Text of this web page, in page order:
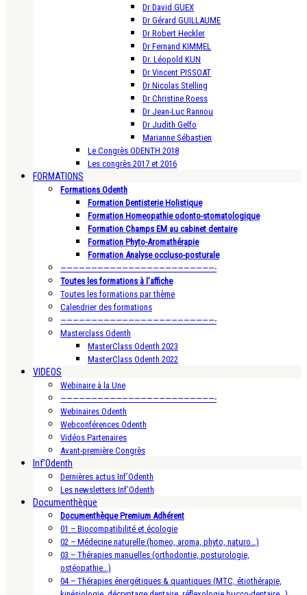
Dr David GUEX
Dr Gérard GUILLAUME
Dr Robert Heckler
Dr Fernand KIMMEL
Dr. Léopold KUN
Dr Vincent PISSOAT
Dr Nicolas Stelling
Dr Christine Roess
Dr Jean-Luc Rannou
Dr Judith Gelfo
Marianne Sébastien
Le Congrès ODENTH 2018
Les congrès 2017 et 2016
FORMATIONS
Formations Odenth
Formation Dentisterie Holistique
Formation Homeopathie odonto-stomatologique
Formation Champs EM au cabinet dentaire
Formation Phyto-Aromathérapie
Formation Analyse occluso-posturale
—————————————————————————-
Toutes les formations à l’affiche
Toutes les formations par thème
Calendrier des formations
—————————————————————————-
Masterclass Odenth
MasterClass Odenth 2023
MasterClass Odenth 2022
VIDEOS
Webinaire à la Une
—————————————————————————-
Webinaires Odenth
Webconférences Odenth
Vidéos Partenaires
Avant-première Congrès
Inf’Odenth
Dernières actus Inf’Odenth
Les newsletters Inf’Odenth
Documenthèque
Documenthèque Premium Adhérent
01 – Biocompatibilité et écologie
02 – Médecine naturelle (homeo, aroma, phyto, naturo…)
03 – Thérapies manuelles (orthodontie, posturologie,
ostéopathie…)
04 – Thérapies énergétiques & quantiques (MTC, étiothérapie,